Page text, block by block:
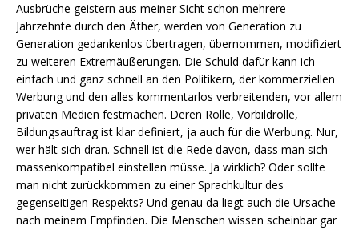
Ausbrüche geistern aus meiner Sicht schon mehrere
Jahrzehnte durch den Äther, werden von Generation zu
Generation gedankenlos übertragen, übernommen, modifiziert
zu weiteren Extremäußerungen. Die Schuld dafür kann ich
einfach und ganz schnell an den Politikern, der kommerziellen
Werbung und den alles kommentarlos verbreitenden, vor allem
privaten Medien festmachen. Deren Rolle, Vorbildrolle,
Bildungsauftrag ist klar definiert, ja auch für die Werbung. Nur,
wer hält sich dran. Schnell ist die Rede davon, dass man sich
massenkompatibel einstellen müsse. Ja wirklich? Oder sollte
man nicht zurückkommen zu einer Sprachkultur des
gegenseitigen Respekts? Und genau da liegt auch die Ursache
nach meinem Empfinden. Die Menschen wissen scheinbar gar